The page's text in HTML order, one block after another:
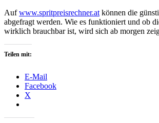
Aufwww.spritpreisrechner.at können die
abgefragt werden. Wie es funktioniert und ob
wirklich brauchbar ist, wird sich ab morgen
Teilen mit:
E-Mail
Facebook
X